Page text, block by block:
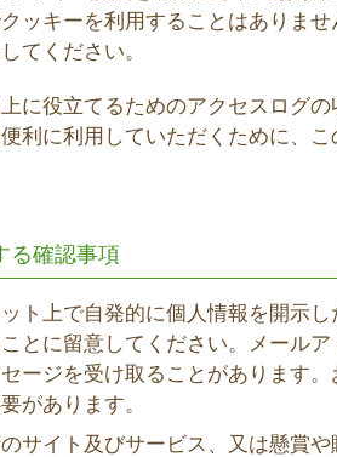
ッキーを利用することはありま
てください。
に役立てるためのアクセスログ
利に利用していただくために、
る確認事項
ト上で自発的に個人情報を開示し
とに留意してください。メール
ージを受け取ることがあります
があります。
サイト及びサービス、又は懸賞